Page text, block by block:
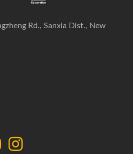
Rd., Sanxia Dist., New